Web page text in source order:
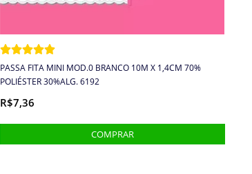
PASSA FITA MINI MOD.0 BRANCO 10M X 1,4CM 70%
POLIÉSTER 30%ALG. 6192
R$7,36